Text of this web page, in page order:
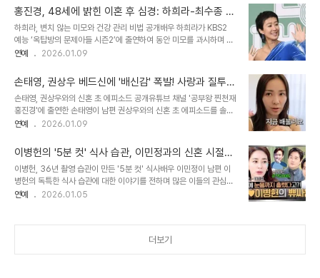
다는 뜻이었다'고 설..
권상우는 아내 손태영에게 모든 재산 관리 내용을 공유하며, 투명한 재
정 관리를 하고 있다고 밝혔습니다. 그는 아내에게 숨기는 것 없이 모
든 것을 이야기한다고 언급하며, 부부 간의 신뢰를 바탕으로 한 재산
관리 방식을 강조했습니다. 이러한 그의 발언은 많은 시청자들에게 긍
정적인 반응을 얻으며, 부부 간의 돈 관리에 대한 새로운 시각을 제시
강한 재정 관리의 중요성을 다시 ..
홍진경, 48세에 밝힌 이혼 후 심경: 하희라-최수종 부
부의 '사랑꾼' 면모에 솔직한 반응
하희라, 변치 않는 미모와 건강 관리 비법 공개배우 하희라가 KBS2
예능 ‘옥탑방의 문제아들 시즌2’에 출연하여 동안 미모를 과시하며 건
강 관리 비법을 공개했다. 그녀는 365일 꾸준한 운동 루틴을 실천하
보이기 위한 것이라고 밝혀 훈훈함을 자아냈다. 최수종, 판타지를 현실
로 만드는 사랑꾼 면모하희라는 남편 최수종과의 잊을 수 없는 로맨틱
한 에피소드를 공개하며 출연자들의 부러움을 샀다. 최수종은 하희라
가 출연하는 연극을 전 회차 관람하고, 칼질을 못하는 아내를 위해 직
접 칼질을 자처하는 등, 드라마보다 더 드라마 같은 사랑을 보여주었
어 모두를 놀라게 했다. ..
연예 2026.01.09
손태영, 권상우 베드신에 '배신감' 폭발! 사랑과 질투
사이, 솔직한 속마음 공개
손태영, 권상우와의 신혼 초 에피소드 공개유튜브 채널 '공부왕 찐천재
홍진경'에 출연한 손태영이 남편 권상우와의 신혼 초 에피소드를 솔직
하게 털어놓으며 화제를 모으고 있습니다. 150억과 맞바꾼 찐사랑이
영은 권상우의 스킨십 연기에 대한 질투심을 드러내며, 배우자로서 느
끼는 복잡한 감정을 진솔하게 표현했습니다. 그녀의 솔직한 고백은 많
은 시청자들의 공감과 웃음을 자아냈습니다. 베드신, 사랑과 질투의 경
계에서손태영은 권상우가 베드신을 촬영했다는 사실을 극장에서 알게
된 후 배신감을 느꼈다고 밝혔습니다. 그녀는 촬영 자체를 반대하는 것
연예 2026.01.09
이병헌의 '5분 컷' 식사 습관, 이민정과의 신혼 시절
에피소드 공개
이병헌, 36년 촬영 습관이 만든 '5분 컷' 식사배우 이민정이 남편 이
병헌의 독특한 식사 습관에 대한 이야기를 전하며 많은 이들의 관심을
모았습니다. '대배우' 이병헌의 오랜 촬영 경험에서 비롯된 습관이, 일
이병헌은 36년 넘게 이어온 촬영 생활 속에서, 주어진 시간 안에 식사
연예 2026.01.05
더보기